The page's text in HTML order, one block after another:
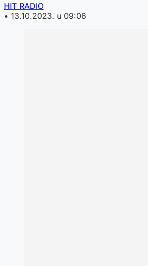
HIT RADIO
• 13.10.2023. u 09:06